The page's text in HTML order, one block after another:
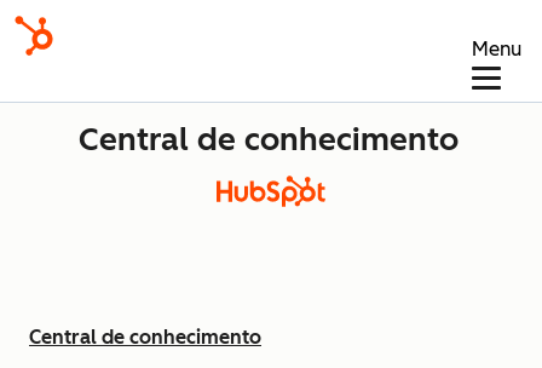
Menu
Central de conhecimento
Central de conhecimento